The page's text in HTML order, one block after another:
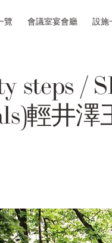
覽 會議室宴會廳 設施
steps /
輕井